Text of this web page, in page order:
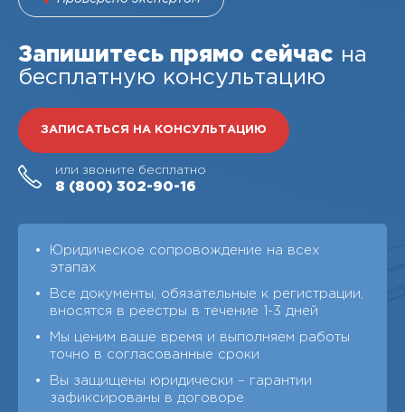
Запишитесь прямо сейчас на
бесплатную консультацию
ЗАПИСАТЬСЯ НА КОНСУЛЬТАЦИЮ
или звоните бесплатно
8 (800) 302-90-16
Юридическое сопровождение на всех
этапах
Все документы, обязательные к регистрации,
вносятся в реестры в течение 1-3 дней
Мы ценим ваше время и выполняем работы
точно в согласованные сроки
Вы защищены юридически – гарантии
зафиксированы в договоре